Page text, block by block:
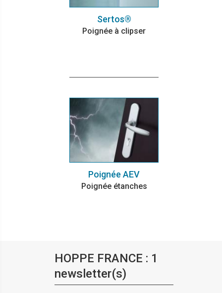
Sertos®
Poignée à clipser
Poignée AEV
Poignée étanches
HOPPE FRANCE : 1
newsletter(s)